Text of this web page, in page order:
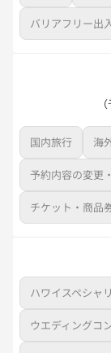
バリアフリー出
国内旅行 海
予約内容の変更
チケット・商品
ハワイスペシャ
ウエディングコ